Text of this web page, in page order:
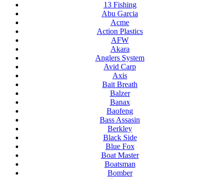
13 Fishing
Abu Garcia
Acme
Action Plastics
AFW
Akara
Anglers System
Avid Carp
Axis
Bait Breath
Balzer
Banax
Baofeng
Bass Assasin
Berkley
Black Side
Blue Fox
Boat Master
Boatsman
Bomber